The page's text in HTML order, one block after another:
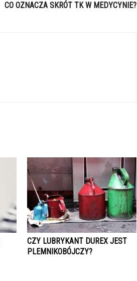
CO OZNACZA SKRÓT TK W MEDYCYNIE?
CZY LUBRYKANT DUREX JEST
PLEMNIKOBÓJCZY?